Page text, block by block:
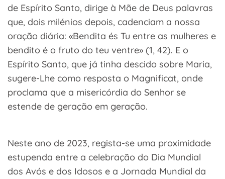
de Espírito Santo, dirige à Mãe de Deus palavras
que, dois milénios depois, cadenciam a nossa
oração diária: «Bendita és Tu entre as mulheres e
bendito é o fruto do teu ventre» (1, 42). E o
Espírito Santo, que já tinha descido sobre Maria,
sugere-Lhe como resposta o Magnificat, onde
proclama que a misericórdia do Senhor se
estende de geração em geração.
Neste ano de 2023, regista-se uma proximidade
estupenda entre a celebração do Dia Mundial
dos Avós e dos Idosos e a Jornada Mundial da